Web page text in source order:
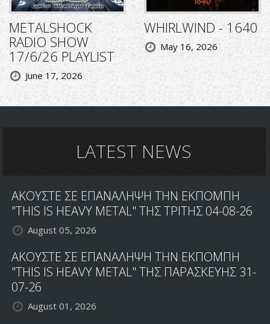
METALSHOCK
RADIO SHOW
17/6/26 PLAYLIST
June 17, 2026
WHIRLWIND - 1640
May 16, 2026
LATEST NEWS
ΑΚΟΥΣΤΕ ΣΕ ΕΠΑΝΑΛΗΨΗ ΤΗΝ ΕΚΠΟΜΠΗ
"THIS IS HEAVY METAL" ΤΗΣ ΤΡΙΤΗΣ 04-08-26
August 05, 2026
ΑΚΟΥΣΤΕ ΣΕ ΕΠΑΝΑΛΗΨΗ ΤΗΝ ΕΚΠΟΜΠΗ
"THIS IS HEAVY METAL" ΤΗΣ ΠΑΡΑΣΚΕΥΗΣ 31-
07-26
August 01, 2026